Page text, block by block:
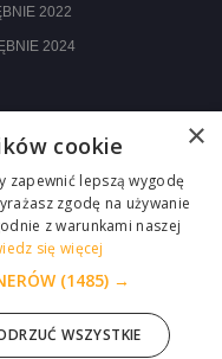
2022
2024
×
cookie
zapewnić lepszą wygodę
zgodę na używanie
z warunkami naszej
się więcej
(1485) →
WSZYSTKIE